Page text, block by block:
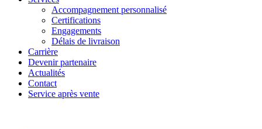
Accompagnement personnalisé
Certifications
Engagements
Délais de livraison
Carrière
Devenir partenaire
Actualités
Contact
Service après vente